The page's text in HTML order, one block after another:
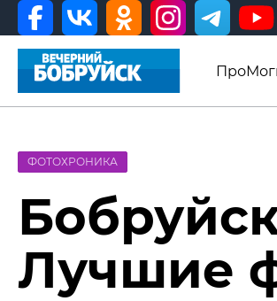
Видео
ФОТОХРОНИКА
Лучшие